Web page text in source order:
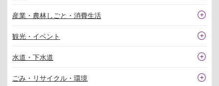
産業・農林しごと・消費生活
観光・イベント
水道・下水道
ごみ・リサイクル・環境